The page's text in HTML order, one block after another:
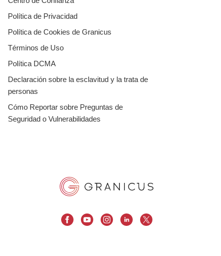
Política de Privacidad
Política de Cookies de Granicus
Términos de Uso
Política DCMA
Declaración sobre la esclavitud y la trata de
personas
Cómo Reportar sobre Preguntas de
Seguridad o Vulnerabilidades